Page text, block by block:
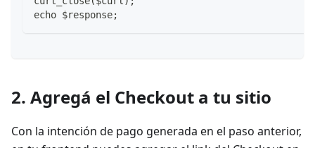
echo $response;
2. Agregá el Checkout a tu sitio
Con la intención de pago generada en el paso anterior,